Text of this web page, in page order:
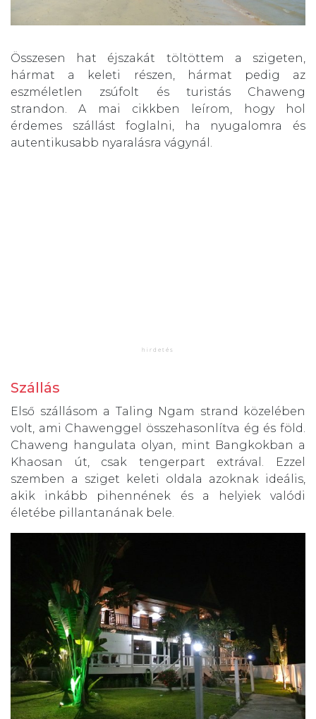
Összesen hat éjszakát töltöttem a szigeten,
hármat a keleti részen, hármat pedig az
eszméletlen zsúfolt és turistás Chaweng
strandon. A mai cikkben leírom, hogy hol
érdemes szállást foglalni, ha nyugalomra és
autentikusabb nyaralásra vágynál.
Szállás
Első szállásom a Taling Ngam strand közelében
volt, ami Chawenggel összehasonlítva ég és föld.
Chaweng hangulata olyan, mint Bangkokban a
Khaosan út, csak tengerpart extrával. Ezzel
szemben a sziget keleti oldala azoknak ideális,
akik inkább pihennének és a helyiek valódi
életébe pillantanának bele.